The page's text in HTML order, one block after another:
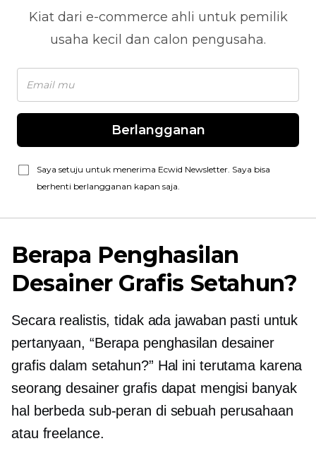
Kiat dari e-commerce ahli untuk pemilik
usaha kecil dan calon pengusaha.
Berlangganan
Saya setuju untuk menerima Ecwid Newsletter. Saya bisa
berhenti berlangganan kapan saja.
Berapa Penghasilan
Desainer Grafis Setahun?
Secara realistis, tidak ada jawaban pasti untuk
pertanyaan, “Berapa penghasilan desainer
grafis dalam setahun?” Hal ini terutama karena
seorang desainer grafis dapat mengisi banyak
hal berbeda sub-peran di sebuah perusahaan
atau freelance.